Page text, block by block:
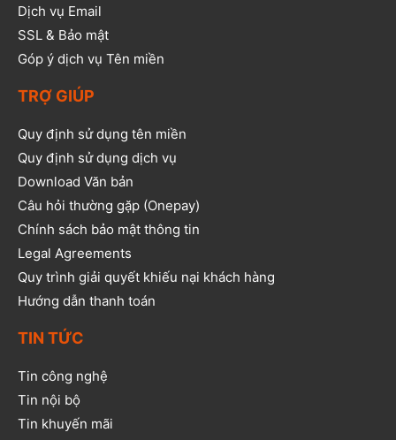
Dịch vụ Email
SSL & Bảo mật
Góp ý dịch vụ Tên miền
TRỢ GIÚP
Quy định sử dụng tên miền
Quy định sử dụng dịch vụ
Download Văn bản
Câu hỏi thường gặp (Onepay)
Chính sách bảo mật thông tin
Legal Agreements
Quy trình giải quyết khiếu nại khách hàng
Hướng dẫn thanh toán
TIN TỨC
Tin công nghệ
Tin nội bộ
Tin khuyến mãi